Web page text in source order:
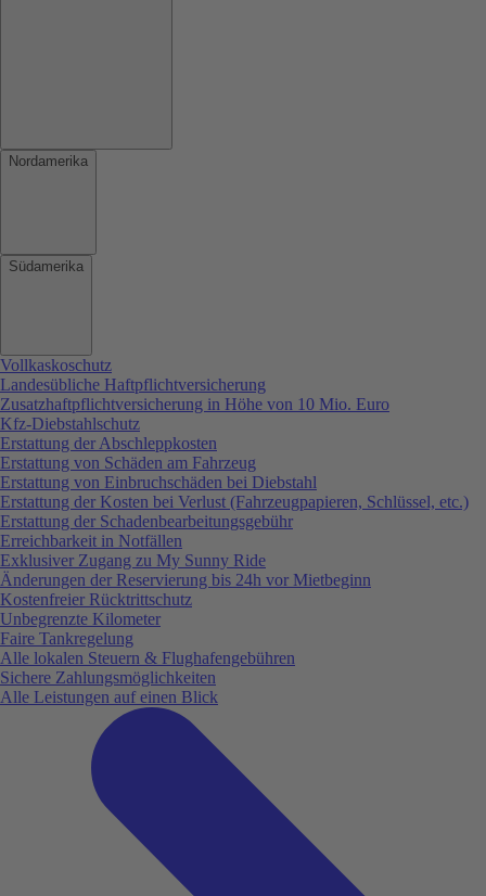
Nordamerika
Südamerika
Vollkaskoschutz
Landesübliche Haftpflichtversicherung
Zusatzhaftpflichtversicherung in Höhe von 10 Mio. Euro
Kfz-Diebstahlschutz
Erstattung der Abschleppkosten
Erstattung von Schäden am Fahrzeug
Erstattung von Einbruchschäden bei Diebstahl
Erstattung der Kosten bei Verlust (Fahrzeugpapieren, Schlüssel, etc.)
Erstattung der Schadenbearbeitungsgebühr
Erreichbarkeit in Notfällen
Exklusiver Zugang zu My Sunny Ride
Änderungen der Reservierung bis 24h vor Mietbeginn
Kostenfreier Rücktrittschutz
Unbegrenzte Kilometer
Faire Tankregelung
Alle lokalen Steuern & Flughafengebühren
Sichere Zahlungsmöglichkeiten
Alle Leistungen auf einen Blick